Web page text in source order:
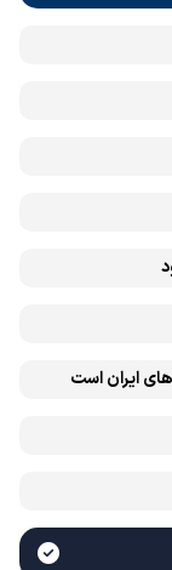
ایران است